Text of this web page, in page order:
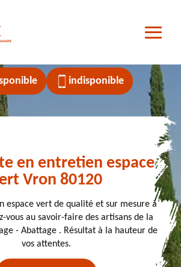
indisponible
en entretien espace
Vron 80120
espace vert de qualité et sur mesure à
vous au savoir-faire des artisans de la
- Abattage . Résultat à la hauteur de
vos attentes.